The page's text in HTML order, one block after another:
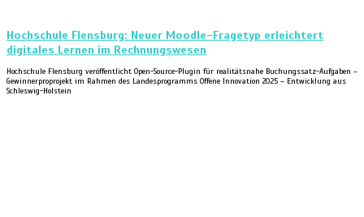
Hochschule Flensburg: Neuer Moodle-Fragetyp erleichtert
digitales Lernen im Rechnungswesen
Hochschule Flensburg veröffentlicht Open-Source-Plugin für realitätsnahe Buchungssatz-Aufgaben –
Gewinnerproprojekt im Rahmen des Landesprogramms Offene Innovation 2025 – Entwicklung aus
Schleswig-Holstein